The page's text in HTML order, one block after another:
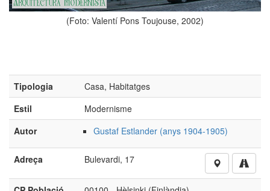
(Foto: Valentí Pons Toujouse, 2002)
Tipologia
Casa, Habitatges
Estil
Modernisme
Autor
Gustaf Estlander (anys 1904-1905)
Adreça Bulevardi, 17